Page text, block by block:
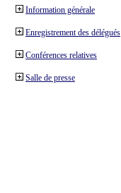
Information générale
Enregistrement des délégués
Conférences relatives
Salle de presse